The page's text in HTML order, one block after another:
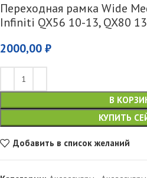
Переходная рамка Wide
Infiniti QX56 10-13, QX80
2000,00 ₽
В
КУПИТЬ
Добавить в список желаний